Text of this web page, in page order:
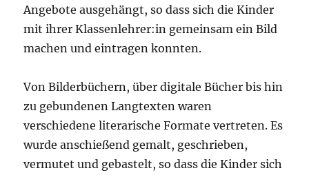
Angebote ausgehängt, so dass sich die Kinder
mit ihrer Klassenlehrer:in gemeinsam ein Bild
machen und eintragen konnten.
Von Bilderbüchern, über digitale Bücher bis hin
zu gebundenen Langtexten waren
verschiedene literarische Formate vertreten. Es
wurde anschießend gemalt, geschrieben,
vermutet und gebastelt, so dass die Kinder sich